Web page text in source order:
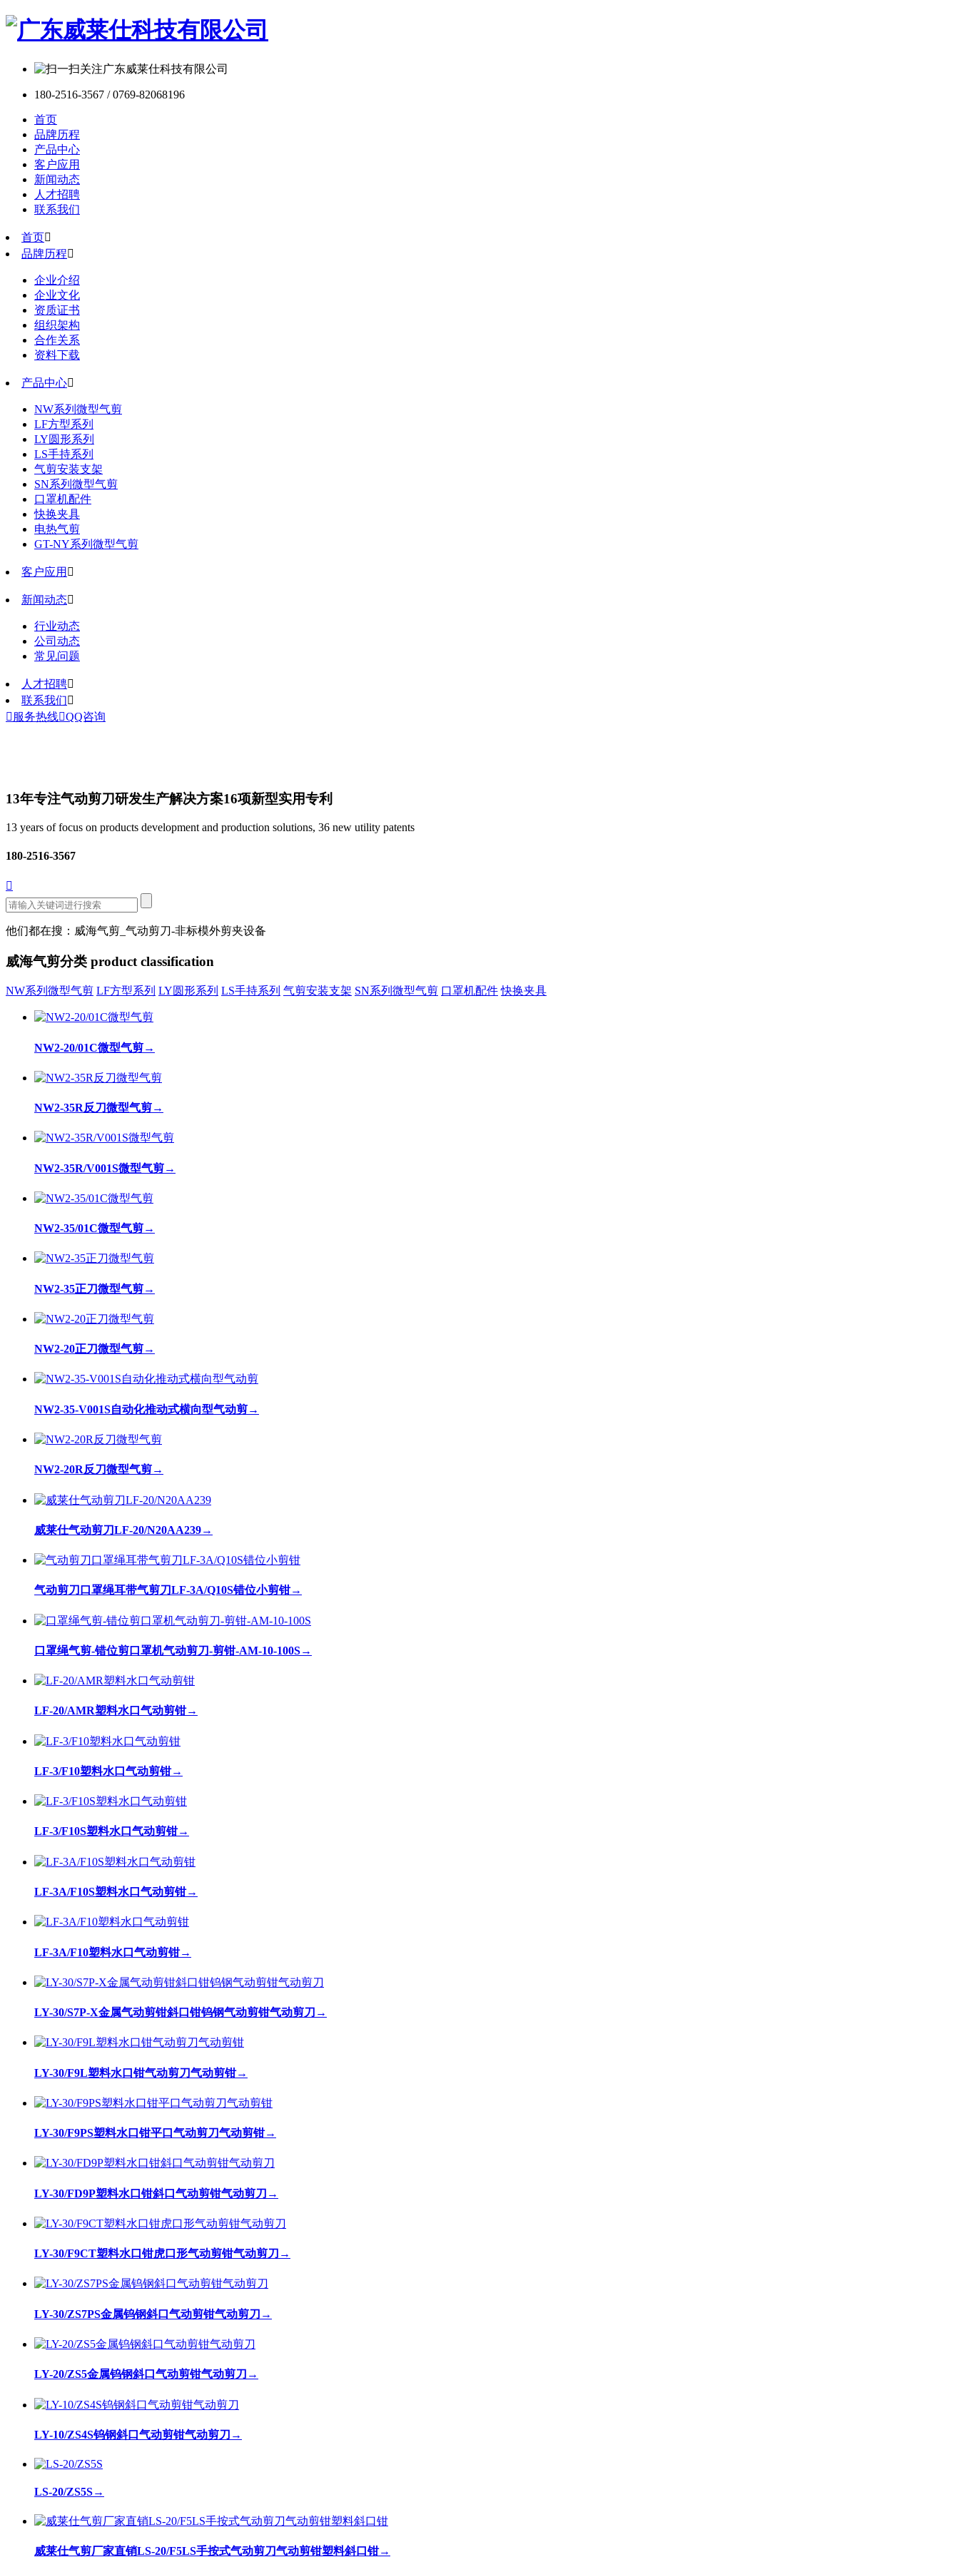
180-2516-3567 / 0769-82068196
首页
品牌历程
产品中心
客户应用
新闻动态
人才招聘
联系我们
首页
品牌历程
企业介绍
企业文化
资质证书
组织架构
合作关系
资料下载
产品中心
NW系列微型气剪
LF方型系列
LY圆形系列
LS手持系列
气剪安装支架
SN系列微型气剪
口罩机配件
快换夹具
电热气剪
GT-NY系列微型气剪
客户应用 
新闻动态
行业动态
公司动态
常见问题
人才招聘
联系我们
 服务热线QQ咨询
13年专注气动剪刀研发生产解决方案16项新型实用专利
13 years of focus on products development and production solutions, 36 new utility patents
180-2516-3567

他们都在搜：威海气剪_气动剪刀-非标模外剪夹设备
威海气剪分类 product classification
NW系列微型气剪 LF方型系列 LY圆形系列 LS手持系列 气剪安装支架 SN系列微型气剪 口罩机配件 快换夹具
NW2-20/01C微型气剪→
NW2-35R反刀微型气剪→
NW2-35R/V001S微型气剪→
NW2-35/01C微型气剪→
NW2-35正刀微型气剪→
NW2-20正刀微型气剪→
NW2-35-V001S自动化推动式横向型气动剪→
NW2-20R反刀微型气剪→
威莱仕气动剪刀LF-20/N20AA239→
气动剪刀口罩绳耳带气剪刀LF-3A/Q10S错位小剪钳→
口罩绳气剪-错位剪口罩机气动剪刀-剪钳-AM-10-100S→
LF-20/AMR塑料水口气动剪钳→
LF-3/F10塑料水口气动剪钳→
LF-3/F10S塑料水口气动剪钳→
LF-3A/F10S塑料水口气动剪钳→
LF-3A/F10塑料水口气动剪钳→
LY-30/S7P-X金属气动剪钳斜口钳钨钢气动剪钳气动剪刀 →
LY-30/F9L塑料水口钳气动剪刀气动剪钳→
LY-30/F9PS塑料水口钳平口气动剪刀气动剪钳→
LY-30/FD9P塑料水口钳斜口气动剪钳气动剪刀 →
LY-30/F9CT塑料水口钳虎口形气动剪钳气动剪刀 →
LY-30/ZS7PS金属钨钢斜口气动剪钳气动剪刀 →
LY-20/ZS5金属钨钢斜口气动剪钳气动剪刀 →
LY-10/ZS4S钨钢斜口气动剪钳气动剪刀 →
LS-20/ZS5S→
威莱仕气剪厂家直销LS-20/F5LS手按式气动剪刀气动剪钳塑料斜口钳→